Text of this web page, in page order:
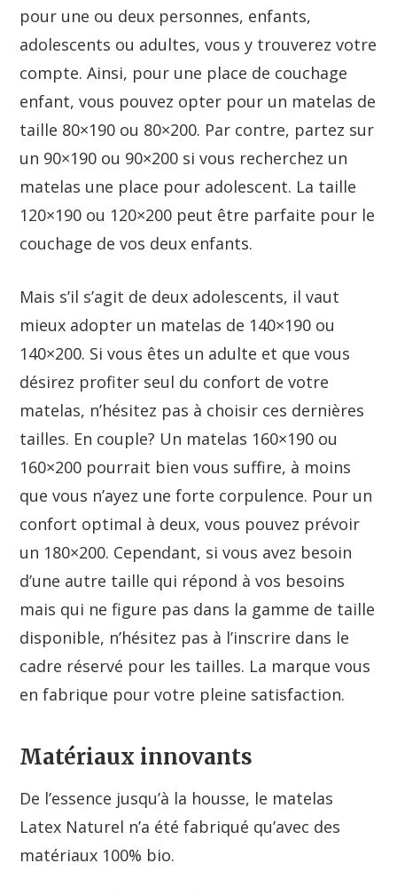
pour une ou deux personnes, enfants,
adolescents ou adultes, vous y trouverez votre
compte. Ainsi, pour une place de couchage
enfant, vous pouvez opter pour un matelas de
taille 80×190 ou 80×200. Par contre, partez sur
un 90×190 ou 90×200 si vous recherchez un
matelas une place pour adolescent. La taille
120×190 ou 120×200 peut être parfaite pour le
couchage de vos deux enfants.
Mais s’il s’agit de deux adolescents, il vaut
mieux adopter un matelas de 140×190 ou
140×200. Si vous êtes un adulte et que vous
désirez profiter seul du confort de votre
matelas, n’hésitez pas à choisir ces dernières
tailles. En couple? Un matelas 160×190 ou
160×200 pourrait bien vous suffire, à moins
que vous n’ayez une forte corpulence. Pour un
confort optimal à deux, vous pouvez prévoir
un 180×200. Cependant, si vous avez besoin
d’une autre taille qui répond à vos besoins
mais qui ne figure pas dans la gamme de taille
disponible, n’hésitez pas à l’inscrire dans le
cadre réservé pour les tailles. La marque vous
en fabrique pour votre pleine satisfaction.
Matériaux innovants
De l’essence jusqu’à la housse, le matelas
Latex Naturel n’a été fabriqué qu’avec des
matériaux 100% bio.